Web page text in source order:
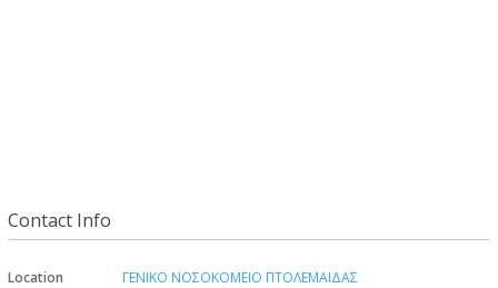
Contact Info
Location
ΓΕΝΙΚΟ ΝΟΣΟΚΟΜΕΙΟ ΠΤΟΛΕΜΑΙΔΑΣ